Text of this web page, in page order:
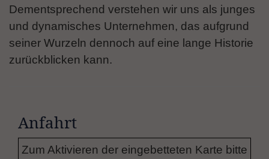
Dementsprechend verstehen wir uns als junges
und dynamisches Unternehmen, das aufgrund
seiner Wurzeln dennoch auf eine lange Historie
zurückblicken kann.
Anfahrt
Zum Aktivieren der eingebetteten Karte bitte